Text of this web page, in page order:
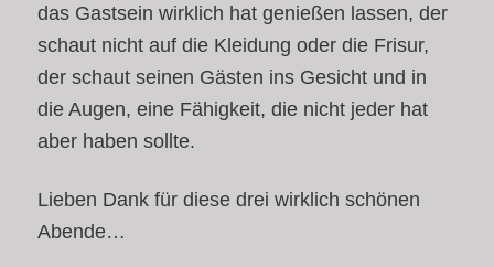
das Gastsein wirklich hat genießen lassen, der
schaut nicht auf die Kleidung oder die Frisur,
der schaut seinen Gästen ins Gesicht und in
die Augen, eine Fähigkeit, die nicht jeder hat
aber haben sollte.
Lieben Dank für diese drei wirklich schönen
Abende…